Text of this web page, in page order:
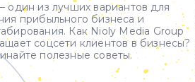
один из лучших вариантов для
прибыльного бизнеса и
Как Nioly Media Group
соцсети клиентов в бизнесы?
полезные советы.